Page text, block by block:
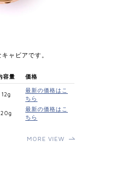
ャビアです。
容量 価格
12g
最新の価格はこ
ちら
20g
最新の価格はこ
ちら
MORE VIEW